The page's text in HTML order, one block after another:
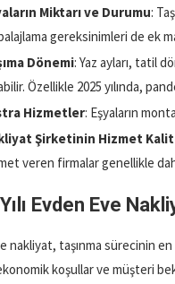
Miktarı ve Durumu:
gereksinimleri de ek
Dönemi: Yaz ayları, tatil
Özellikle 2025 yılında,
Hizmetler: Eşyaların
Şirketinin Hizmet
veren firmalar genellikle
Evden Eve
nakliyat, taşınma sürecinin
koşullar ve müşteri